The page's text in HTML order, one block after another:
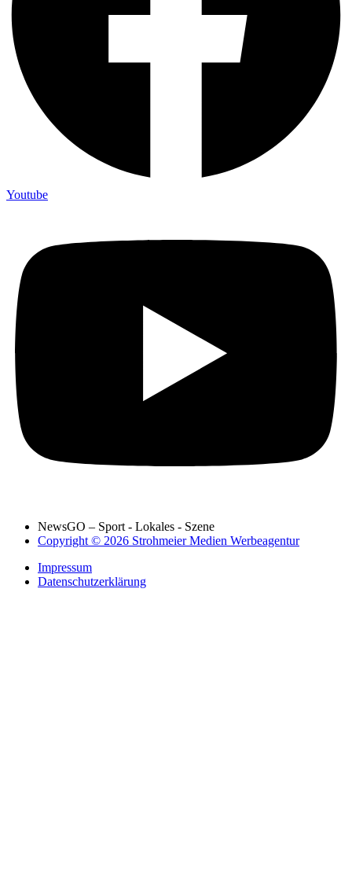
Youtube
NewsGO – Sport - Lokales - Szene
Copyright © 2026 Strohmeier Medien Werbeagentur
Impressum
Datenschutzerklärung